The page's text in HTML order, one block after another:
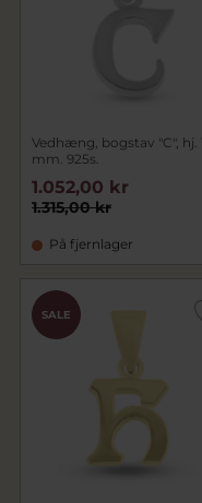
Vedhæng, bogstav "C", hj.
mm. 925s.
1.315,00 kr
1.052,00 kr
På fjernlager
SALE